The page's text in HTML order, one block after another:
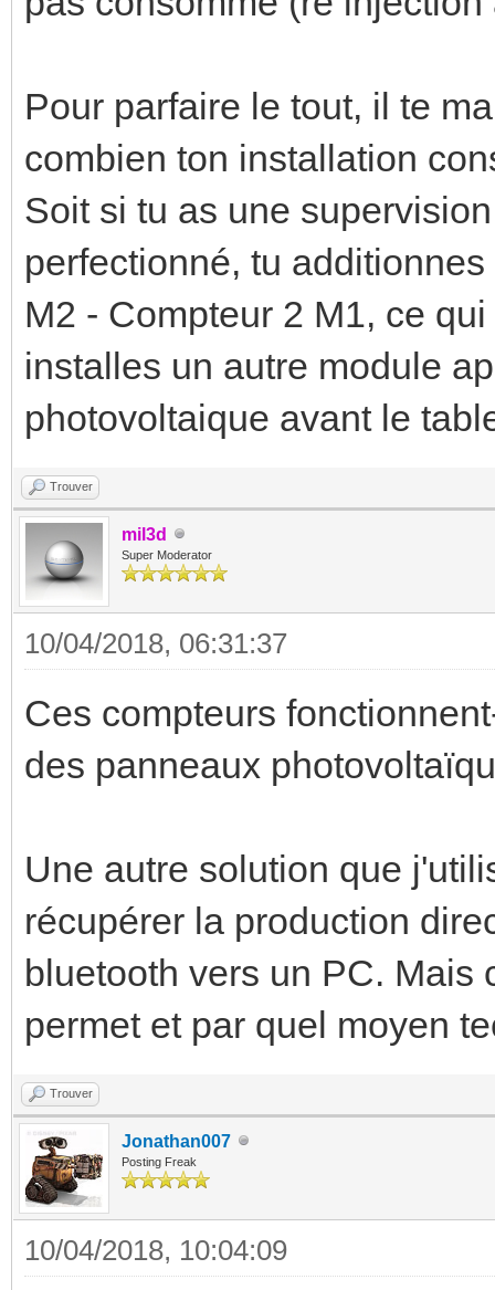
Pour parfaire le tout, il te
combien ton installation
Soit si tu as une
perfectionné, tu
M2 - Compteur 2 M1, ce
installes un autre module
photovoltaique avant le
Trouver
mil3d
Super Moderator
10/04/2018, 06:31:37
Ces compteurs
des panneaux
Une autre solution que
récupérer la production
bluetooth vers un PC. Mais
permet et par quel moyen
Trouver
Jonathan007
Posting Freak
10/04/2018, 10:04:09